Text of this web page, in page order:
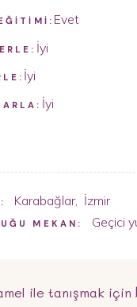
Evet
İyi
İyi
İyi
Karabağlar, İzmir
MEKAN: Geçici
ile tanışmak için